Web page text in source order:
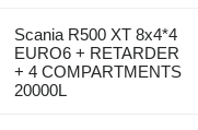
Scania R500 XT 8x4*4
EURO6 + RETARDER
+ 4 COMPARTMENTS
20000L